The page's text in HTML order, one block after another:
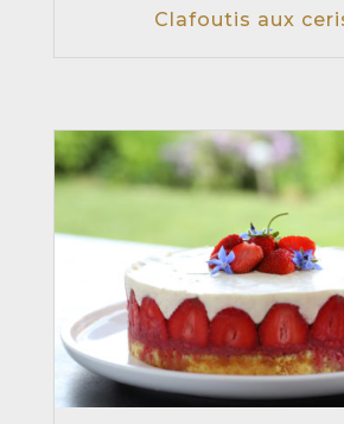
Clafoutis aux